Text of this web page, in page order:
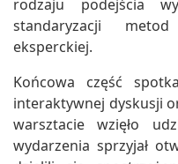
rodzaju podejścia
standaryzacji
eksperckiej.
Końcowa część
interaktywnej dyskusji
warsztacie wzięło
wydarzenia sprzyjał